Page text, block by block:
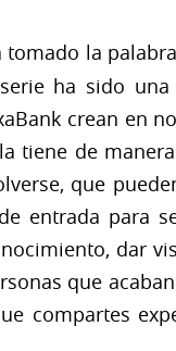
la
ha sido
crean en
tiene de
que
entrada para
dar
que
compartes